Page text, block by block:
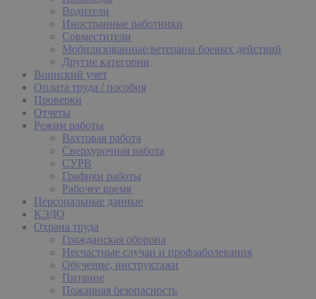
Водители
Иностранные работники
Совместители
Мобилизованные/ветераны боевых действий
Другие категории
Воинский учет
Оплата труда / пособия
Проверки
Отчеты
Режим работы
Вахтовая работа
Сверхурочная работа
СУРВ
Графики работы
Рабочее время
Персональные данные
КЭДО
Охрана труда
Гражданская оборона
Несчастные случаи и профзаболевания
Обучение, инструктажи
Питание
Пожарная безопасность